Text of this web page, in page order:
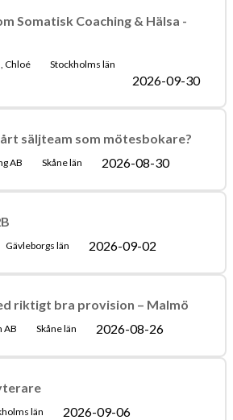
Somatisk Coaching & Hälsa -
Chloé Stockholms län
2026-09-30
säljteam som mötesbokare?
AB Skåne län 2026-08-30
Gävleborgs län 2026-09-02
riktigt bra provision – Malmö
AB Skåne län 2026-08-26
län 2026-09-06